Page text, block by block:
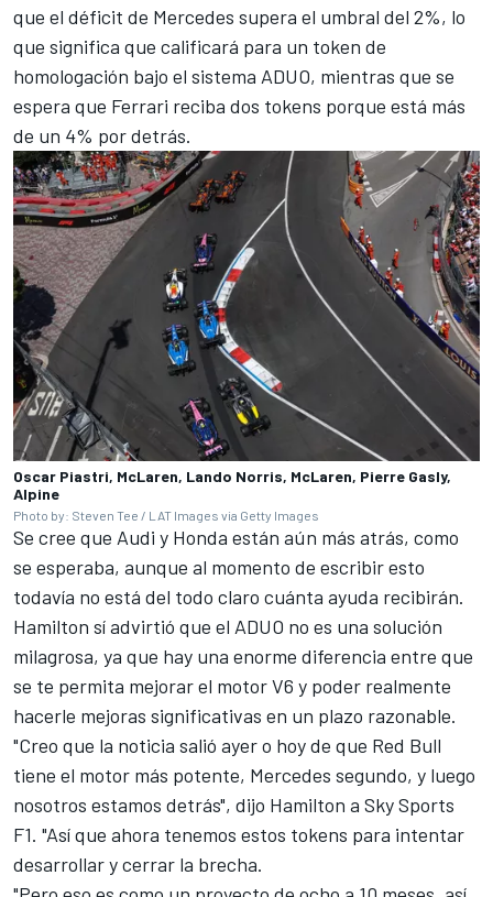
que el déficit de Mercedes supera el umbral del 2%, lo
que significa que calificará para un token de
homologación bajo el sistema ADUO, mientras que se
espera que Ferrari reciba dos tokens porque está más
de un 4% por detrás.
Oscar Piastri, McLaren, Lando Norris, McLaren, Pierre Gasly,
Alpine
Photo by: Steven Tee / LAT Images via Getty Images
Se cree que Audi y Honda están aún más atrás, como
se esperaba, aunque al momento de escribir esto
todavía no está del todo claro cuánta ayuda recibirán.
Hamilton sí advirtió que el ADUO no es una solución
milagrosa, ya que hay una enorme diferencia entre que
se te permita mejorar el motor V6 y poder realmente
hacerle mejoras significativas en un plazo razonable.
"Creo que la noticia salió ayer o hoy de que Red Bull
tiene el motor más potente, Mercedes segundo, y luego
nosotros estamos detrás", dijo Hamilton a Sky Sports
F1. "Así que ahora tenemos estos tokens para intentar
desarrollar y cerrar la brecha.